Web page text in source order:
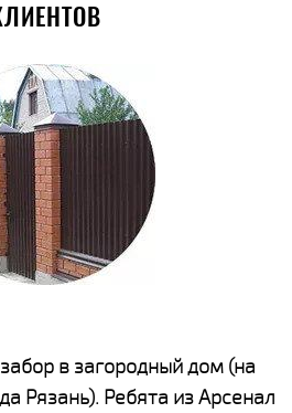
в загородный дом (на
Рязань). Ребята из Арсенал